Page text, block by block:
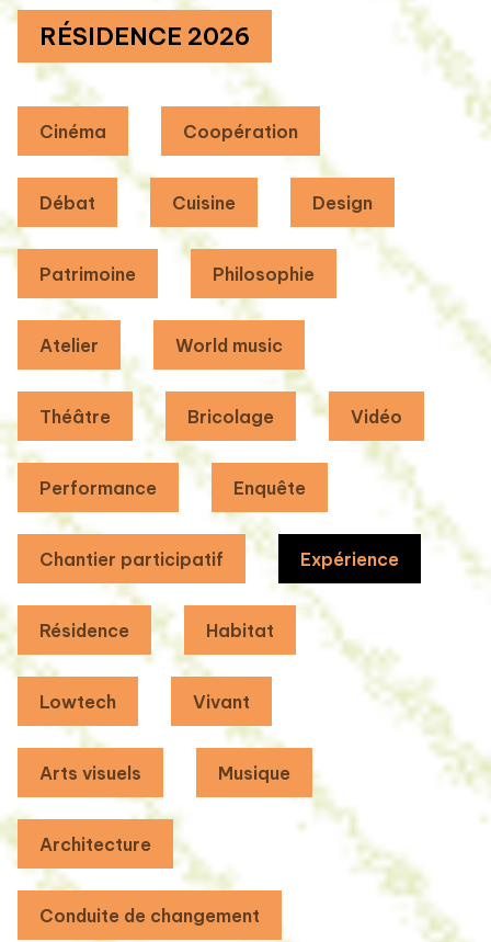
RÉSIDENCE 2026
Cinéma Coopération
Débat Cuisine Design
Patrimoine Philosophie
Atelier World music
Théâtre Bricolage Vidéo
Performance Enquête
Chantier participatif Expérience
Résidence Habitat
Lowtech Vivant
Arts visuels Musique
Architecture
Conduite de changement